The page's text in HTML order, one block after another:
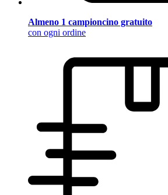
Almeno 1 campioncino gratuito
con ogni ordine